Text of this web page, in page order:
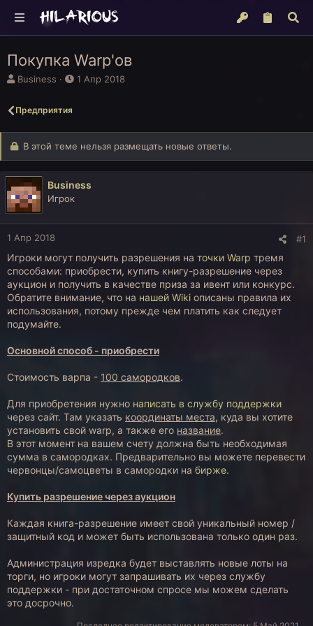
Покупка Warp'ов
А
о
т
е
ы
Business
Д
а
1 Апр 2018
Предприятия
В этой теме нельзя размещать новые ответы.
Business
Игрок
1 Апр 2018 #1
Игроки могут получить разрешения на точки Warp тремя
способами: приобрести, купить книгу-разрешение через
аукцион и получить в качестве приза за ивент или конкурс.
Обратите внимание, что на нашей Wiki описаны правила их
использования, потому прежде чем платить как следует
подумайте.
Основной способ - приобрести
Стоимость варпа - 100 самородков.
Для приобретения нужно написать в службу поддержки
через сайт. Там указать координаты места, куда вы хотите
установить свой warp, а также его название.
В этот момент на вашем счету должна быть необходимая
сумма в самородках. Предварительно вы можете перевести
червонцы/самоцветы в самородки на бирже.
Купить разрешение через аукцион
Каждая книга-разрешение имеет свой уникальный номер /
защитный код и может быть использована только один раз.
Администрация изредка будет выставлять новые лоты на
торги, но игроки могут запрашивать их через службу
поддержки - при достаточном спросе мы можем сделать
это досрочно.